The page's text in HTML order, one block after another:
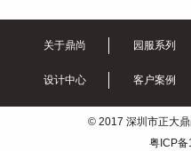
关于鼎尚 园服系列
设计中心 客户案例
© 2017 深圳市正大
粤ICP